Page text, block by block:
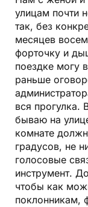
улицам почти
так, без
месяцев
форточку и
поездке могу
раньше
вся прогулка.
бываю на
комнате
градусов, не
голосовые
инструмент.
чтобы как
поклонникам,